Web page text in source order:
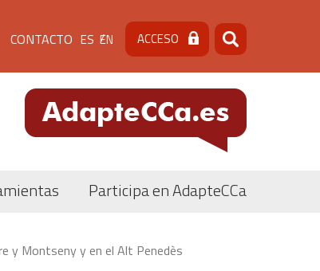
Menú
de
cabecera
[contacto]
CONTACTO ES EN ACCESO Buscar
Buscar
Participa en AdapteCCa
y Montseny y en el Alt Penedès